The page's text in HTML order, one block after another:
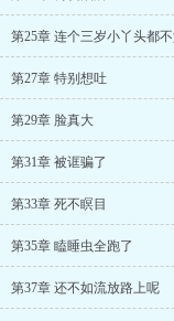
第25章 连个三岁小丫头都不
第27章 特别想吐
第29章 脸真大
第31章 被诓骗了
第33章 死不瞑目
第35章 瞌睡虫全跑了
第37章 还不如流放路上呢